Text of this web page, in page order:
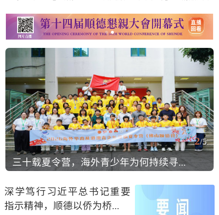
2/5
三十载夏令营，海外青少年为何持续寻...
深学笃行习近平总书记重要
指示精神，顺德以侨为桥...